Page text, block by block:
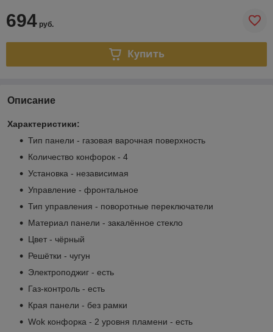
694 руб.
Купить
Описание
Характеристики:
Тип панели - газовая варочная поверхность
Количество конфорок - 4
Установка - независимая
Управление - фронтальное
Тип управления - поворотные переключатели
Материал панели - закалённое стекло
Цвет - чёрный
Решётки - чугун
Электроподжиг - есть
Газ-контроль - есть
Края панели - без рамки
Wok конфорка - 2 уровня пламени - есть